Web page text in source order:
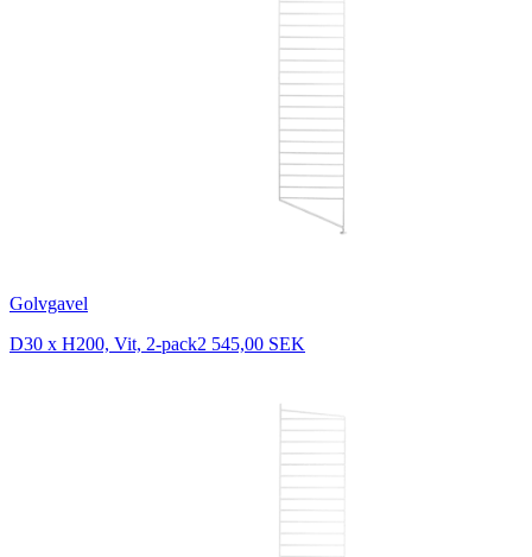
Golvgavel
D30 x H200, Vit, 2-pack2 545,00 SEK